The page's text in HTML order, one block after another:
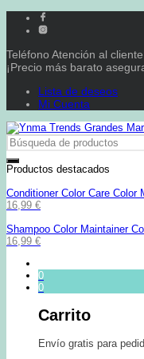
Teléfono Atención al
¡Precio más barato
Lista de deseos
Mi Cuenta
Productos destacados
Conditioner Color Care Color
16,99 €
Shampoo Color Maintainer
16,99 €
0
0
Carrito
Envío gratis para